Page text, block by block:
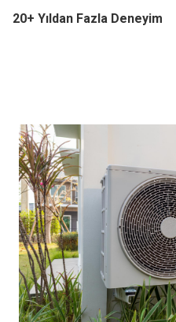
20+ Yıldan Fazla Deneyim